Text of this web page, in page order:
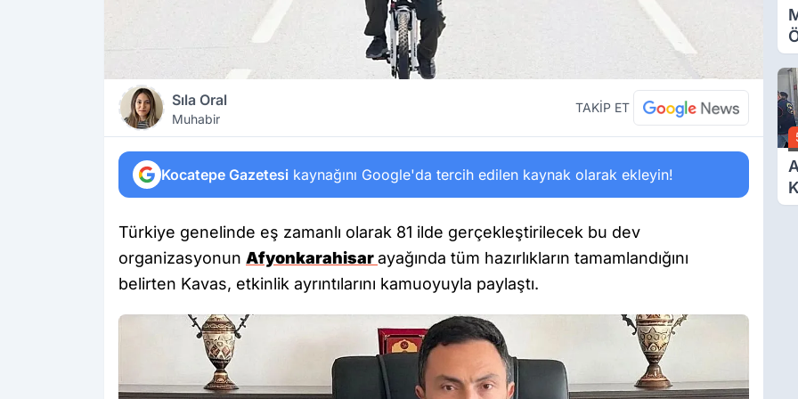
Sıla Oral
Muhabir
TAKİP ET
Kocatepe Gazetesi kaynağını Google'da tercih edilen kaynak olarak ekleyin!
Türkiye genelinde eş zamanlı olarak 81 ilde gerçekleştirilecek bu dev
organizasyonun Afyonkarahisarayağında tüm hazırlıkların tamamlandığını
belirten Kavas, etkinlik ayrıntılarını kamuoyuyla paylaştı.